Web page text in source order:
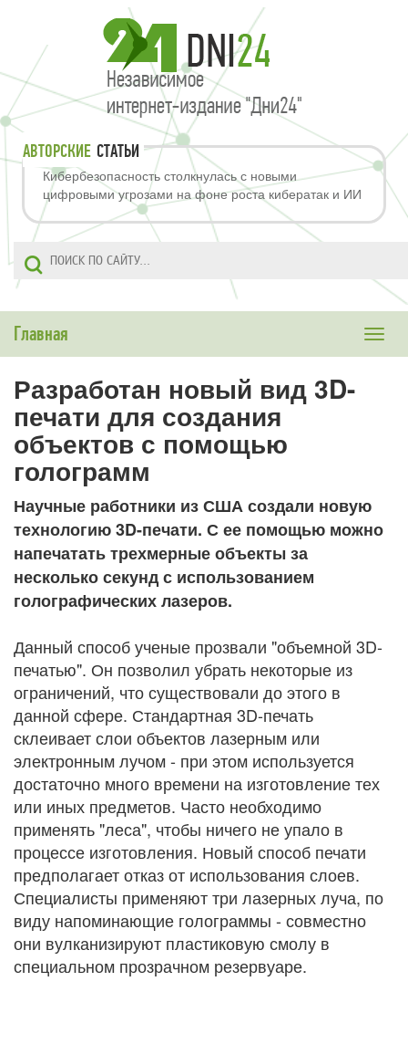
АВТОРСКИЕ СТАТЬИ
Кибербезопасность столкнулась с новыми
цифровыми угрозами на фоне роста кибератак и ИИ
Toggle
Главная
Разработан новый вид 3D-
печати для создания
объектов с помощью
голограмм
Научные работники из США создали новую
технологию 3D-печати. С ее помощью можно
напечатать трехмерные объекты за
несколько секунд с использованием
голографических лазеров.
Данный способ ученые прозвали "объемной 3D-
печатью". Он позволил убрать некоторые из
ограничений, что существовали до этого в
данной сфере. Стандартная 3D-печать
склеивает слои объектов лазерным или
электронным лучом - при этом используется
достаточно много времени на изготовление тех
или иных предметов. Часто необходимо
применять "леса", чтобы ничего не упало в
процессе изготовления. Новый способ печати
предполагает отказ от использования слоев.
Специалисты применяют три лазерных луча, по
виду напоминающие голограммы - совместно
они вулканизируют пластиковую смолу в
специальном прозрачном резервуаре.